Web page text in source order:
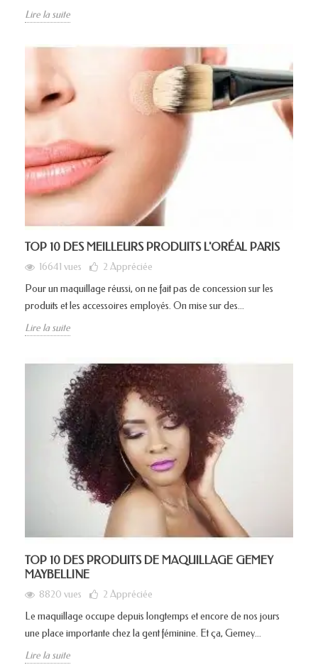
Lire la suite
TOP 10 DES MEILLEURS PRODUITS L'ORÉAL PARIS
16641 vues 2 Appréciée
Pour un maquillage réussi, on ne fait pas de concession sur les
produits et les accessoires employés. On mise sur des...
Lire la suite
TOP 10 DES PRODUITS DE MAQUILLAGE GEMEY
MAYBELLINE
8820 vues 2 Appréciée
Le maquillage occupe depuis longtemps et encore de nos jours
une place importante chez la gent féminine. Et ça, Gemey...
Lire la suite